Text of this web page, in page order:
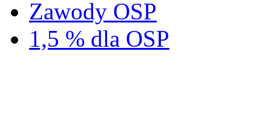
Zawody OSP
1,5 % dla OSP